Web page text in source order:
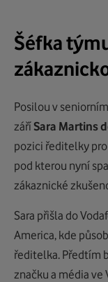
Šéfka
Posilou v
září Sara Martins
pozici ředitelky
pod kterou nyní
zákaznické
Sara přišla do
America, kde
ředitelka. Předtím
značku a média ve